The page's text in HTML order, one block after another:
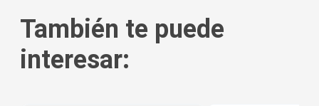
También te puede
interesar: